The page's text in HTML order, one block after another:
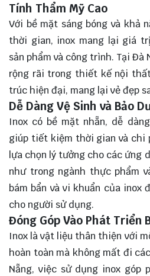
Tính Thẩm Mỹ Cao
Với bề mặt sáng bóng và khả
thời gian, inox mang lại giá
sản phẩm và công trình. Tại Đà
rộng rãi trong thiết kế nội
trúc hiện đại, mang lại vẻ đẹp
Dễ Dàng Vệ Sinh và Bảo
Inox có bề mặt nhẵn, dễ
giúp tiết kiệm thời gian và chi
lựa chọn lý tưởng cho các ứng
như trong ngành thực phẩm
bám bẩn và vi khuẩn của inox
cho người sử dụng.
Đóng Góp Vào Phát Triển
Inox là vật liệu thân thiện với
hoàn toàn mà không mất đi
Nẵng, việc sử dụng inox góp